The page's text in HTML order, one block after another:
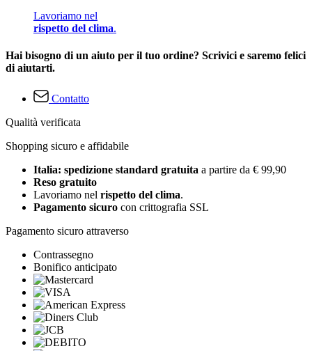
Lavoriamo nel
rispetto del clima.
Hai bisogno di un aiuto per il tuo ordine? Scrivici e saremo felici
di aiutarti.
Contatto
Qualità verificata
Shopping sicuro e affidabile
Italia: spedizione standard gratuita a partire da € 99,90
Reso gratuito
Lavoriamo nel rispetto del clima.
Pagamento sicuro con crittografia SSL
Pagamento sicuro attraverso
Contrassegno
Bonifico anticipato